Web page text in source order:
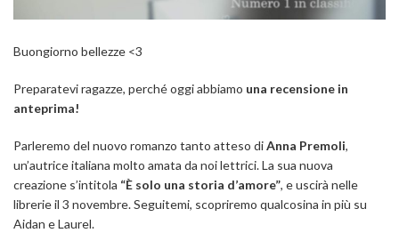
Buongiorno bellezze <3
Preparatevi ragazze, perché oggi abbiamo una recensione in
anteprima!
Parleremo del nuovo romanzo tanto atteso diAnna Premoli,
un’autrice italiana molto amata da noi lettrici. La sua nuova
creazione s’intitola “È solo una storia d’amore”, e uscirà nelle
librerie il 3 novembre. Seguitemi, scopriremo qualcosina in più su
Aidan e Laurel.